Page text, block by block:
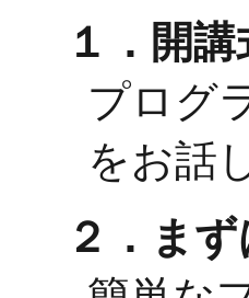
１．開
プログ
をお話
２．ま